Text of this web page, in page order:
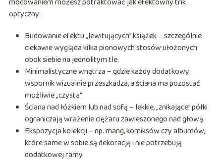
optyczny:
Budowanie efektu „lewitujących” książek – szczególnie
ciekawie wygląda kilka pionowych stosów ułożonych
obok siebie na jednolitym tle.
Minimalistyczne wnętrza – gdzie każdy dodatkowy
wspornik wizualnie przeszkadza, a ściana ma pozostać
możliwie „czysta”.
Ściana nad łóżkiem lub nad sofą – lekkie, „znikające” półki
ograniczają wrażenie ciężaru zawieszonego nad głową.
Ekspozycja kolekcji – np. mang, komiksów czy albumów,
które same w sobie są dekoracją i nie potrzebują
dodatkowej ramy.